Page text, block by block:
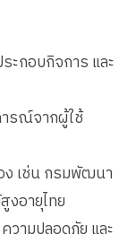
ะกอบกิจการ และ
รณ์จากผู้ใช้
ง เช่น กรมพัฒนา
อายุไทย
วามปลอดภัย และ